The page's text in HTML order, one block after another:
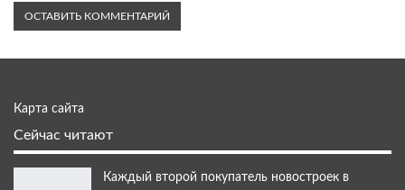
Карта сайта
Сейчас читают
Каждый второй покупатель новостроек в